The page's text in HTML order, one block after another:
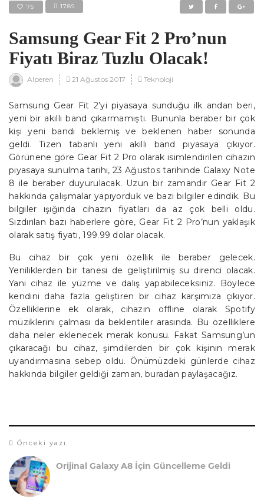
75 1789
Samsung Gear Fit 2 Pro’nun
Fiyatı Biraz Tuzlu Olacak!
Alperen 21 Ağustos 2017 Teknoloji
Samsung Gear Fit 2’yi piyasaya sunduğu ilk andan beri,
yeni bir akıllı band çıkarmamıştı. Bununla beraber bir çok
kişi yeni bandı beklemiş ve beklenen haber sonunda
geldi. Tizen tabanlı yeni akıllı band piyasaya çıkıyor.
Görünene göre Gear Fit 2 Pro olarak isimlendirilen cihazın
piyasaya sunulma tarihi, 23 Ağustos tarihinde Galaxy Note
8 ile beraber duyurulacak. Uzun bir zamandır Gear Fit 2
hakkında çalışmalar yapıyorduk ve bazı bilgiler edindik. Bu
bilgiler ışığında cihazın fiyatları da az çok belli oldu.
Sızdırılan bazı haberlere göre, Gear Fit 2 Pro’nun yaklaşık
olarak satış fiyatı, 199.99 dolar olacak.
Bu cihaz bir çok yeni özellik ile beraber gelecek.
Yeniliklerden bir tanesi de geliştirilmiş su direnci olacak.
Yani cihaz ile yüzme ve dalış yapabileceksiniz. Böylece
kendini daha fazla geliştiren bir cihaz karşımıza çıkıyor.
Özelliklerine ek olarak, cihazın offline olarak Spotify
müziklerini çalması da beklentiler arasında. Bu özelliklere
daha neler eklenecek merak konusu. Fakat Samsung’un
çıkaracağı bu cihaz, şimdilerden bir çok kişinin merak
uyandırmasına sebep oldu. Önümüzdeki günlerde cihaz
hakkında bilgiler geldiği zaman, buradan paylaşacağız.
Önceki yazı
Orijinal Galaxy A8 İçin Güncelleme Geldi